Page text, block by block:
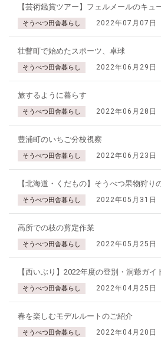
【芸術鑑賞ツアー】フェルメールのキュ
そうべつ田舎暮らし 2022年07月07日
壮瞥町で始めたスポーツ、卓球
そうべつ田舎暮らし 2022年06月29日
旅するように暮らす
そうべつ田舎暮らし 2022年06月28日
豊浦町のいちご分校視察
そうべつ田舎暮らし 2022年06月23日
【北海道・くだもの】そうべつ果物狩り
そうべつ田舎暮らし 2022年05月31日
高所での枝の剪定作業
そうべつ田舎暮らし 2022年05月25日
【西いぶり】2022年度の登別・洞爺ガイ
そうべつ田舎暮らし 2022年04月25日
春を楽しむモデルルートのご紹介
そうべつ田舎暮らし 2022年04月20日